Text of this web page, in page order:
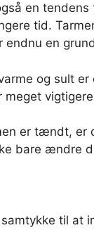
en
tid.
en
og sult
meget
er tændt,
bare ændre
til at